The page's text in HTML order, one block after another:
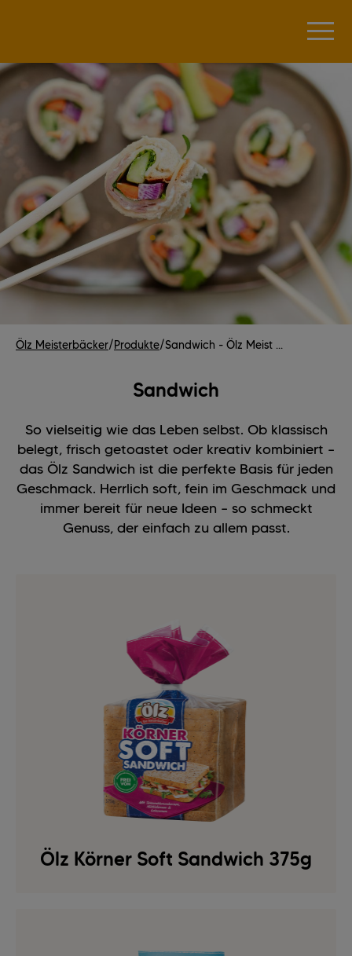
Ölz Meisterbäcker/Produkte/Sandwich - Ölz Meist ...
Sandwich
So vielseitig wie das Leben selbst. Ob klassisch
belegt, frisch getoastet oder kreativ kombiniert –
das Ölz Sandwich ist die perfekte Basis für jeden
Geschmack. Herrlich soft, fein im Geschmack und
immer bereit für neue Ideen – so schmeckt
Genuss, der einfach zu allem passt.
Ölz Körner Soft Sandwich 375g